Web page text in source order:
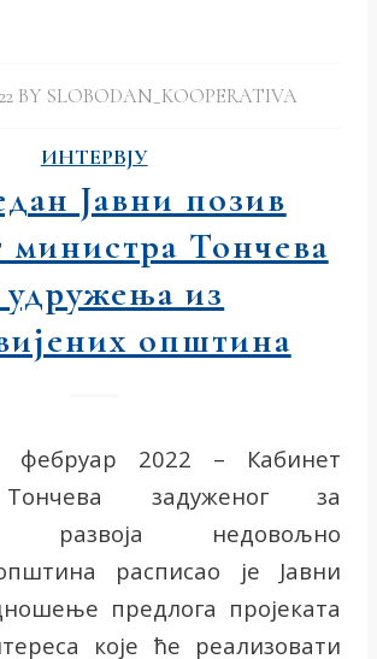
BY SLOBODAN_KOOPERATIVA
ИНТЕРВЈУ
Јавни позив
министра Тончева
удружења из
општина
фебруар 2022 – Кабинет
задуженог за
развоја недовољно
расписао је Jавни
предлога пројеката
које ће реализовати